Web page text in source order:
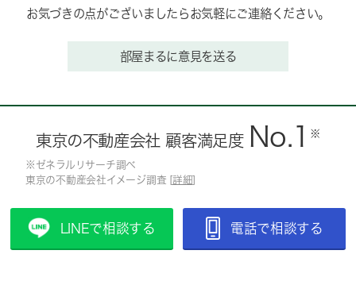
お気づきの点がございましたらお気軽にご連絡ください。
部屋まるに意見を送る
東京の不動産会社 顧客満足度 No.1 ※
※ゼネラルリサーチ調べ
東京の不動産会社イメージ調査 [ 詳細
LINEで相談する 電話で相談する